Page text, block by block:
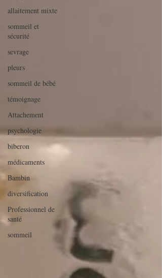
allaitement mixte
sommeil et
sécurité
sevrage
pleurs
sommeil de bébé
témoignage
Attachement
psychologie
biberon
médicaments
Bambin
diversification
Professionnel de
santé
sommeil